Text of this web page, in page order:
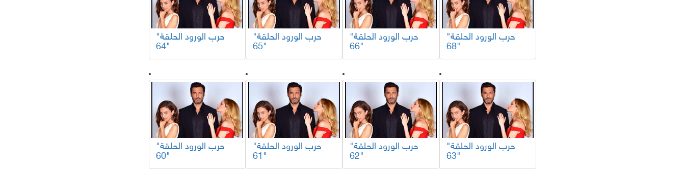
"حرب الورود الحلقة
68"
"حرب الورود الحلقة
66"
"حرب الورود الحلقة
65"
"حرب الورود الحلقة
64"
"حرب الورود الحلقة
63"
"حرب الورود الحلقة
62"
"حرب الورود الحلقة
61"
"حرب الورود الحلقة
60"